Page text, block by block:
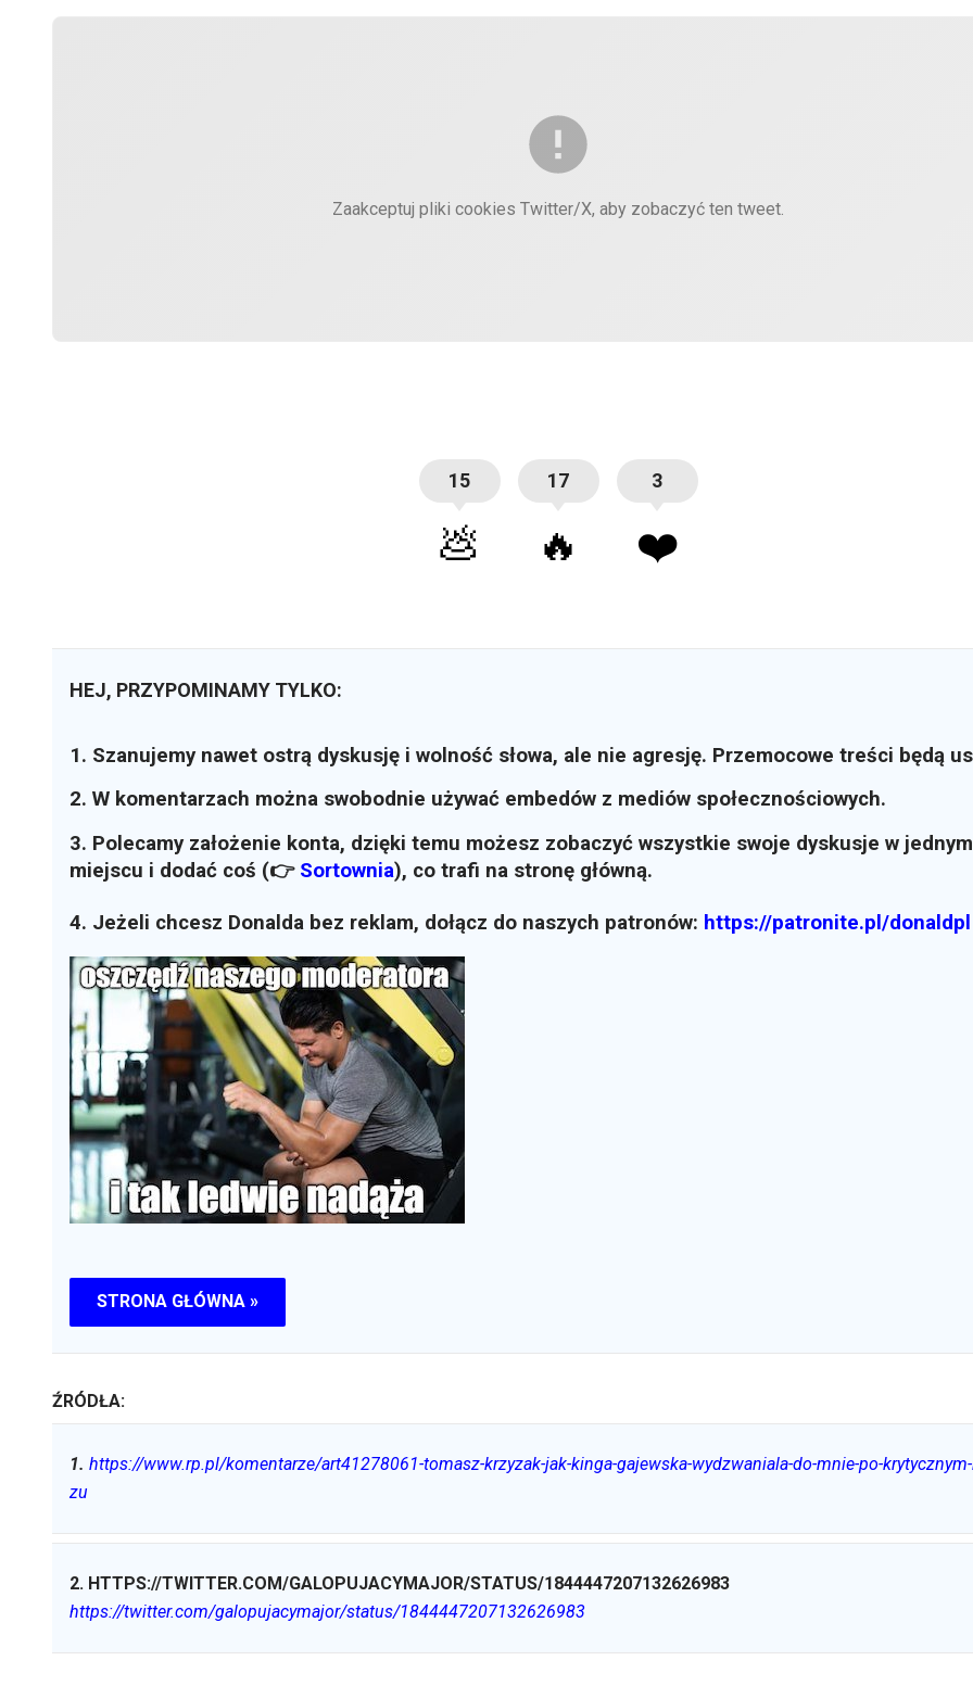
Zaakceptuj pliki cookies Twitter/X, aby zobaczyć ten tweet.
15
💩
17
🔥
3
❤️
HEJ, PRZYPOMINAMY TYLKO:
1. Szanujemy nawet ostrą dyskusję i wolność słowa, ale nie agresję. Przemocowe treści będą
2. W komentarzach można swobodnie używać embedów z mediów społecznościowych.
3. Polecamy założenie konta, dzięki temu możesz zobaczyć wszystkie swoje dyskusje w jednym
miejscu i dodać coś (👉 Sortownia), co trafi na stronę główną.
4. Jeżeli chcesz Donalda bez reklam, dołącz do naszych patronów: https://patronite.pl/donaldpl
STRONA GŁÓWNA »
ŹRÓDŁA:
1. https://www.rp.pl/komentarze/art41278061-tomasz-krzyzak-jak-kinga-gajewska-wydzwaniala-do-mnie-po-
zu
2. HTTPS://TWITTER.COM/GALOPUJACYMAJOR/STATUS/1844447207132626983
https://twitter.com/galopujacymajor/status/1844447207132626983